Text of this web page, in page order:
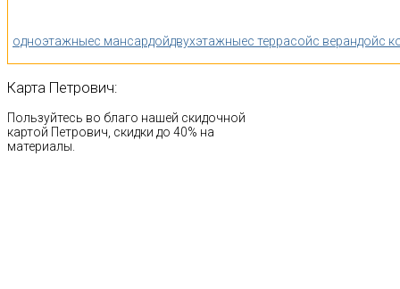
одноэтажныес мансардойдвухэтажныес террасойс верандойс
Карта Петрович:
Пользуйтесь во благо нашей скидочной
картой Петрович, скидки до 40% на
материалы.